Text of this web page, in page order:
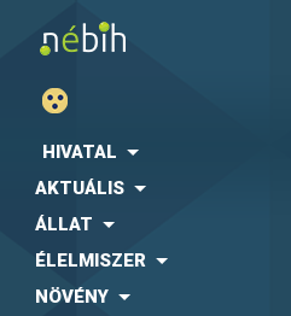
HIVATAL
AKTUÁLIS
ÁLLAT
ÉLELMISZER
NÖVÉNY